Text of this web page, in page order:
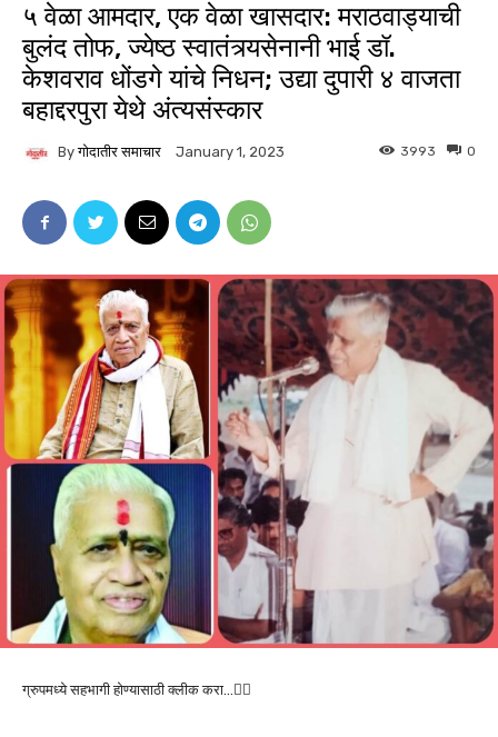
५ वेळा आमदार, एक वेळा खासदार: मराठवाड्याची
बुलंद तोफ, ज्येष्ठ स्वातंत्र्यसेनानी भाई डॉ.
केशवराव धोंडगे यांचे निधन; उद्या दुपारी ४ वाजता
बहाद्दरपुरा येथे अंत्यसंस्कार
By गोदातीर समाचार January 1, 2023 0
3993
ग्रुपमध्ये सहभागी होण्यासाठी क्लीक करा…👆🏻